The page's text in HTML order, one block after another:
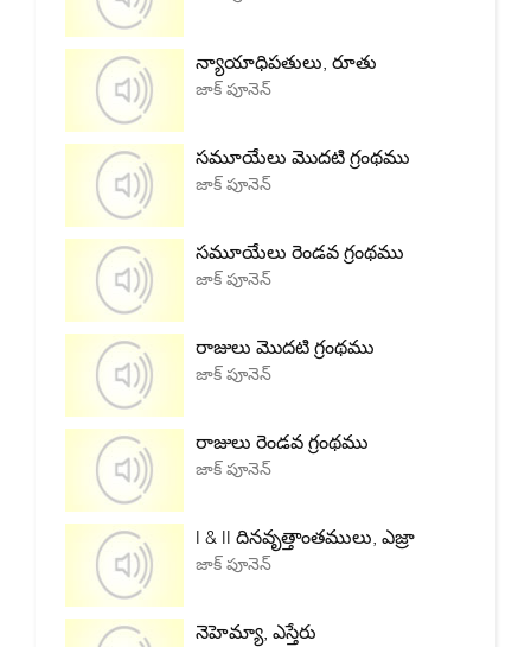
న్యాయాధిపతులు, రూతు
జాక్ పూనెన్
సమూయేలు మొదటి గ్రంథము
జాక్ పూనెన్
సమూయేలు రెండవ గ్రంథము
జాక్ పూనెన్
రాజులు మొదటి గ్రంథము
జాక్ పూనెన్
రాజులు రెండవ గ్రంథము
జాక్ పూనెన్
I & II దినవృత్తాంతములు, ఎజ్రా
జాక్ పూనెన్
నెహెమ్యా, ఎస్తేరు